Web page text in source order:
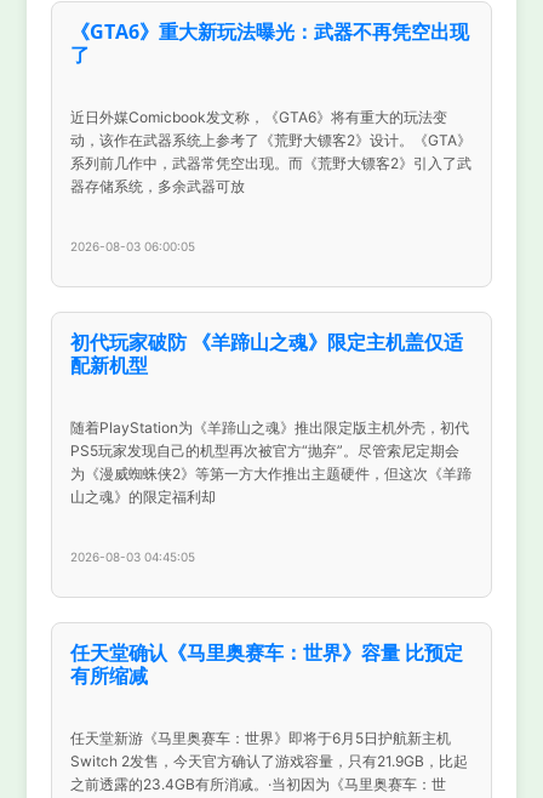
《GTA6》重大新玩法曝光：武器不再凭空出现
了
近日外媒Comicbook发文称，《GTA6》将有重大的玩法变
动，该作在武器系统上参考了《荒野大镖客2》设计。《GTA》
系列前几作中，武器常凭空出现。而《荒野大镖客2》引入了武
器存储系统，多余武器可放
2026-08-03 06:00:05
初代玩家破防 《羊蹄山之魂》限定主机盖仅适
配新机型
随着PlayStation为《羊蹄山之魂》推出限定版主机外壳，初代
PS5玩家发现自己的机型再次被官方“抛弃”。尽管索尼定期会
为《漫威蜘蛛侠2》等第一方大作推出主题硬件，但这次《羊蹄
山之魂》的限定福利却
2026-08-03 04:45:05
任天堂确认《马里奥赛车：世界》容量 比预定
有所缩减
任天堂新游《马里奥赛车：世界》即将于6月5日护航新主机
Switch 2发售，今天官方确认了游戏容量，只有21.9GB，比起
之前透露的23.4GB有所消减。·当初因为《马里奥赛车：世